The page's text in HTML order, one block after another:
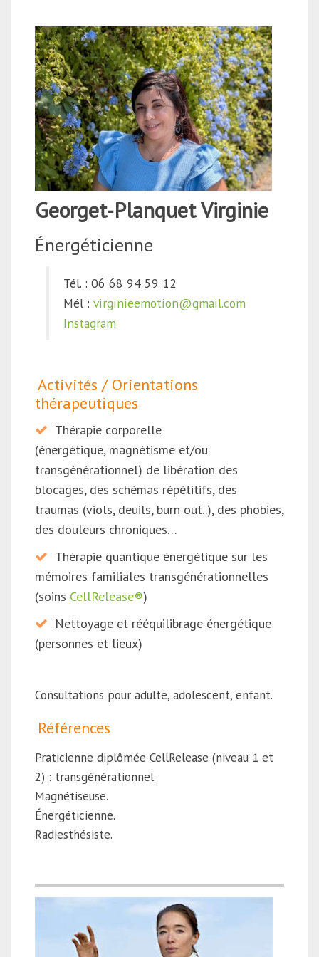
Georget-Planquet Virginie
Énergéticienne
Tél. : 06 68 94 59 12
Mél : virginieemotion@gmail.com
Instagram
Activités / Orientations
thérapeutiques
Thérapie corporelle
(énergétique, magnétisme et/ou
transgénérationnel) de libération des
blocages, des schémas répétitifs, des
traumas (viols, deuils, burn out..), des phobies,
des douleurs chroniques…
Thérapie quantique énergétique sur les
mémoires familiales transgénérationnelles
(soins CellRelease®)
Nettoyage et rééquilibrage énergétique
(personnes et lieux)
Consultations pour adulte, adolescent, enfant.
Références
Praticienne diplômée CellRelease (niveau 1 et
2) : transgénérationnel.
Magnétiseuse.
Énergéticienne.
Radiesthésiste.